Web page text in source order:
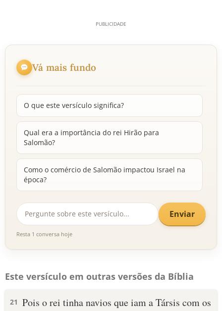
Vá mais fundo
O que este versículo significa?
Qual era a importância do rei Hirão para
Salomão?
Como o comércio de Salomão impactou Israel na
época?
Enviar
Resta 1 conversa hoje
Este versículo em outras versões da Bíblia
21 Pois o rei tinha navios que iam a Társis com os